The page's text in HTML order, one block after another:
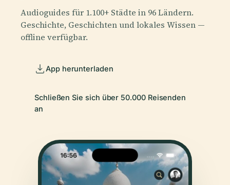
Audioguides für 1.100+ Städte in 96 Ländern.
Geschichte, Geschichten und lokales Wissen —
offline verfügbar.
App herunterladen
Schließen Sie sich über 50.000 Reisenden
an